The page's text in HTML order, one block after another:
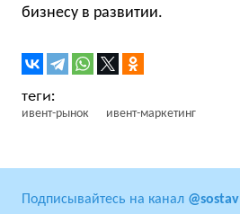
бизнесу в развитии.
ивент-рынок ивент-маркетинг
Подписывайтесь на канал @sostav